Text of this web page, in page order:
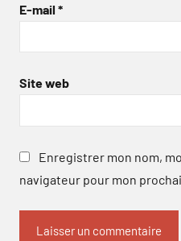
E-mail *
Site web
Enregistrer mon nom,
navigateur pour mon